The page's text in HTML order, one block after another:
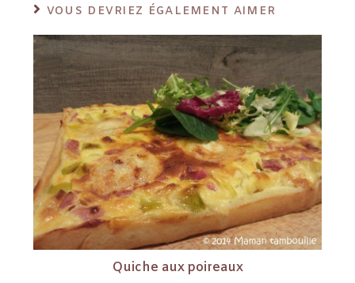
VOUS DEVRIEZ ÉGALEMENT AIMER
Quiche aux poireaux